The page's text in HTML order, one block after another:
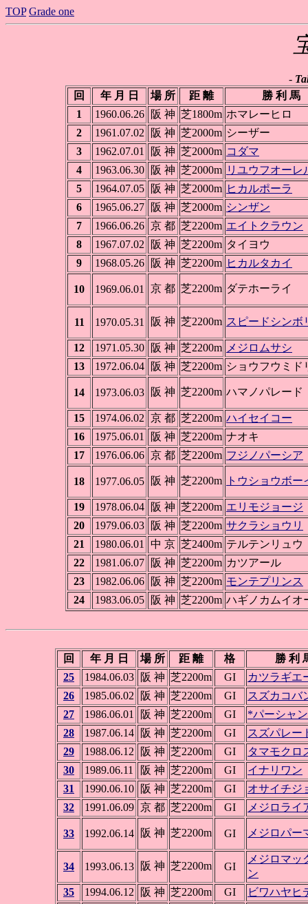
TOP Grade one
-
回
年 月 日 場 所 距 離
勝 利 馬
1
1960.06.26 阪 神 芝1800m ホマレーヒロ
2
1961.07.02 阪 神 芝2000m シーザー
3
1962.07.01 阪 神 芝2000m コダマ
4
1963.06.30 阪 神 芝2000m リユウフオーレ
5
1964.07.05 阪 神 芝2000m ヒカルポーラ
6
1965.06.27 阪 神 芝2000m シンザン
7
1966.06.26 京 都 芝2200m エイトクラウン
8
1967.07.02 阪 神 芝2200m タイヨウ
9
1968.05.26 阪 神 芝2200m ヒカルタカイ
10 1969.06.01 京 都 芝2200m ダテホーライ
11 1970.05.31 阪 神 芝2200m スピードシンボ
12 1971.05.30 阪 神 芝2200m メジロムサシ
13
1972.06.04 阪 神 芝2200m ショウフウミド
14 1973.06.03 阪 神 芝2200m ハマノパレード
15 1974.06.02 京 都 芝2200m ハイセイコー
16
1975.06.01 阪 神 芝2200m ナオキ
17
1976.06.06 京 都 芝2200m フジノパーシア
18 1977.06.05 阪 神 芝2200m トウショウボー
19 1978.06.04 阪 神 芝2200m エリモジョージ
20
1979.06.03 阪 神 芝2200m サクラショウリ
21
1980.06.01 中 京 芝2400m テルテンリュウ
22
1981.06.07 阪 神 芝2200m カツアール
23
1982.06.06 阪 神 芝2200m モンテプリンス
24
1983.06.05 阪 神 芝2200m ハギノカムイオ
回 年 月 日 場 所 距 離 格
勝 利
25
1984.06.03 阪 神 芝2200m GI
カツラギエ
26
1985.06.02 阪 神 芝2200m GI
スズカコバ
27
1986.06.01 阪 神 芝2200m GI
*パーシャ
28
1987.06.14 阪 神 芝2200m GI
スズパレー
29
1988.06.12 阪 神 芝2200m GI
タマモクロ
30
1989.06.11 阪 神 芝2200m GI
イナリワン
31
1990.06.10 阪 神 芝2200m GI
オサイチジ
32
1991.06.09 京 都 芝2200m GI メジロライ
33 1992.06.14 阪 神 芝2200m GI メジロパー
34 1993.06.13 阪 神 芝2200m GI
メジロマッ
ン
35
1994.06.12 阪 神 芝2200m GI
ビワハヤヒ